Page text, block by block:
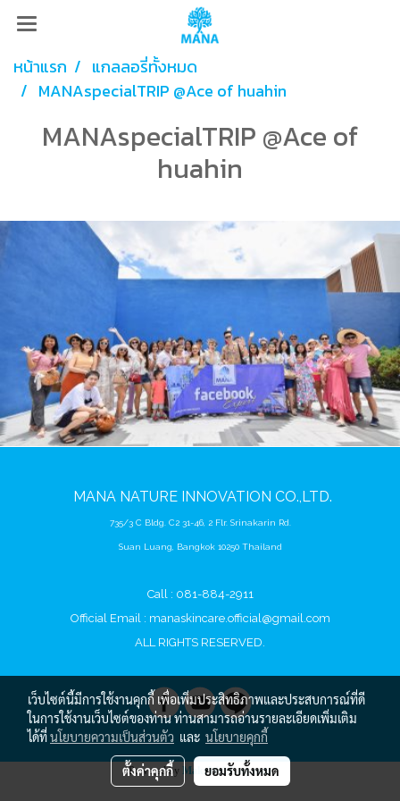
หน้าแรก
แกลลอรี่ทั้งหมด
MANAspecialTRIP @Ace of huahin
MANAspecialTRIP @Ace of
huahin
MANA NATURE INNOVATION CO.,LTD.
735/3 C Bldg. C2 31-46, 2 Flr. Srinakarin Rd.
Suan Luang, Bangkok 10250 Thailand
Call : 081-884-2911
Official Email : manaskincare.official@gmail.com
ALL RIGHTS RESERVED.
Powered by MakeWebEasy.com
เว็บไซต์นี้มีการใช้งานคุกกี้ เพื่อเพิ่มประสิทธิภาพและประสบการณ์ที่ดี
ในการใช้งานเว็บไซต์ของท่าน ท่านสามารถอ่านรายละเอียดเพิ่มเติม
ได้ที่นโยบายความเป็นส่วนตัว และ นโยบายคุกกี้
ตั้งค่าคุกกี้ ยอมรับทั้งหมด